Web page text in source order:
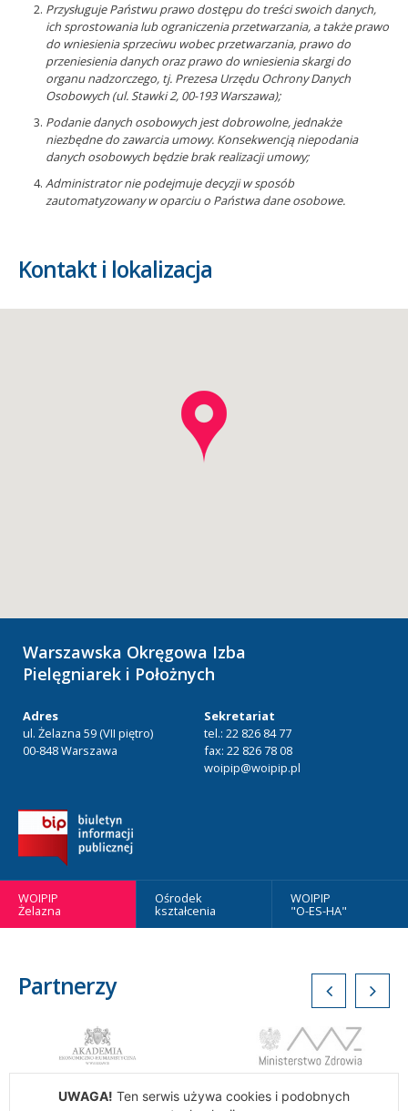
Przysługuje Państwu prawo dostępu do treści swoich danych,
ich sprostowania lub ograniczenia przetwarzania, a także prawo
do wniesienia sprzeciwu wobec przetwarzania, prawo do
przeniesienia danych oraz prawo do wniesienia skargi do
organu nadzorczego, tj. Prezesa Urzędu Ochrony Danych
Osobowych (ul. Stawki 2, 00-193 Warszawa);
Podanie danych osobowych jest dobrowolne, jednakże
niezbędne do zawarcia umowy. Konsekwencją niepodania
danych osobowych będzie brak realizacji umowy;
Administrator nie podejmuje decyzji w sposób
zautomatyzowany w oparciu o Państwa dane osobowe.
Kontakt i lokalizacja
Warszawska Okręgowa Izba
Pielęgniarek i Położnych
Adres
ul. Żelazna 59 (VII piętro)
00-848 Warszawa
Sekretariat
tel.: 22 826 84 77
fax: 22 826 78 08
woipip@woipip.pl
WOIPIP
Żelazna
Ośrodek
kształcenia
WOIPIP
"O-ES-HA"
Partnerzy
UWAGA! Ten serwis używa cookies i podobnych